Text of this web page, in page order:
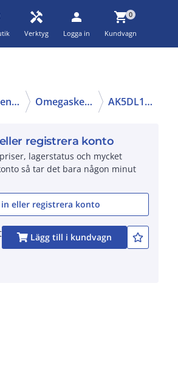
handyman
Verktyg
person
Logga in
shopping_cart0
Kundvagn
Skenor Omegaskena AK5DL135
registrera konto
lagerstatus och mycket
så tar det bara någon minut
in eller registrera konto
Lägg till i kundvagn